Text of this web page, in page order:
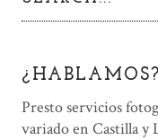
¿HABLAMOS?
Presto servicios
variado en Castilla y